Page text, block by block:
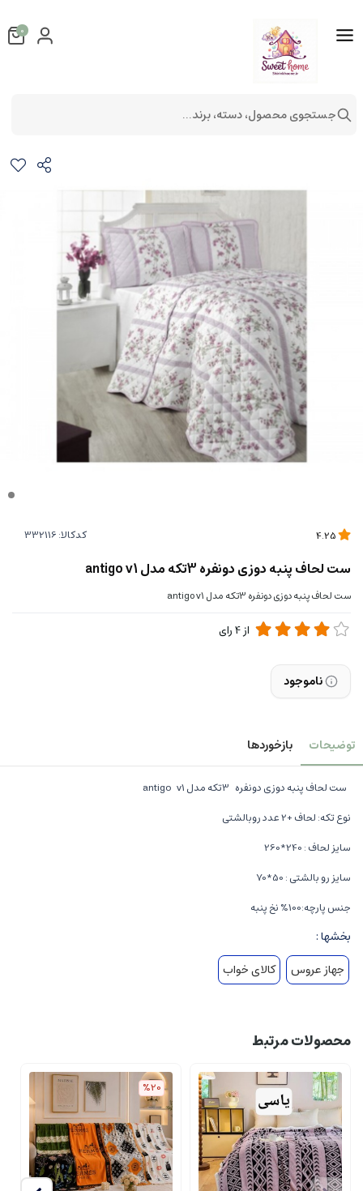
کدکالا:
ست لحاف پنبه دوزی دونفره 3تکه مدل antigo v1
ست لحاف پنبه دوزی دونفره 3تکه مدل antigo v1
از4رای
ناموجود
توضیحات بازخوردها
ست لحاف پنبه دوزی دونفره 3تکه مدل antigo v1
نوع تکه: لحاف +2 عدد روبالشتی
سایز لحاف : 240*260
سایز رو بالشتی : 50*70
جنس پارچه:100% نخ پنبه
بخشها :
جهاز عروس
کالای خواب
محصولات مرتبط
%20
0
جستجوی محصول، دسته، برند...